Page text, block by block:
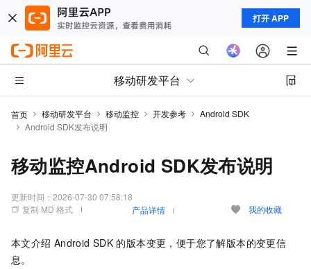
打开 APP
移动研发平台
首页 移动研发平台 移动监控 开发参考
Android SDK
Android SDK发布说明
移动监控Android SDK发布说明
更新时间： 2026-07-30 07:58:18
复制 MD 格式
产品详情 我的收藏
本文介绍 Android SDK 的版本变更，便于您了解版本的变更信
息。